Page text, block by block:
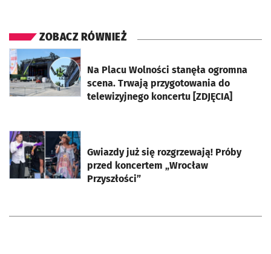
ZOBACZ RÓWNIEŻ
Na Placu Wolności stanęła ogromna
scena. Trwają przygotowania do
telewizyjnego koncertu [ZDJĘCIA]
otworzy się w nowej karcie
Gwiazdy już się rozgrzewają! Próby
przed koncertem „Wrocław
Przyszłości”
otworzy się w nowej karcie